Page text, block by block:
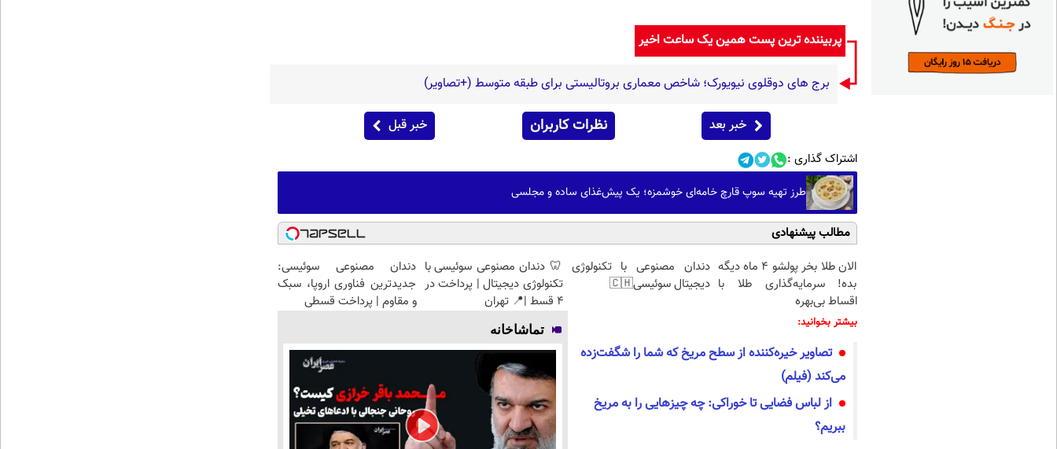
پربیننده ترین پست همین یک ساعت اخیر
برج های دوقلوی نیویورک؛ شاخص معماری بروتالیستی برای طبقه متوسط (+تصاویر)
خبر بعد نظرات کاربران خبر قبل
اشتراک گذاری :
طرز تهیه سوپ قارچ خامه‌ای خوشمزه؛ یک پیش‌غذای ساده و مجلسی
مطالب پیشنهادی
الان طلا بخر پولشو 4 ماه دیگه
بده! سرمایه‌گذاری طلا با
اقساط بی‌بهره
دندان مصنوعی با تکنولوژی
دیجیتال سوئیسی🇨🇭
🦷 دندان مصنوعی سوئیسی با
تکنولوژی دیجیتال | پرداخت در
4 قسط |📍 تهران
دندان مصنوعی سوئیسی:
جدیدترین فناوری اروپا، سبک
و مقاوم | پرداخت قسطی
بیشتر بخوانید:
تصاویر خیره‌کننده از سطح مریخ که شما را شگفت‌زده
می‌کند (فیلم)
از لباس فضایی تا خوراکی: چه چیزهایی را به مریخ
ببریم؟
تماشاخانه